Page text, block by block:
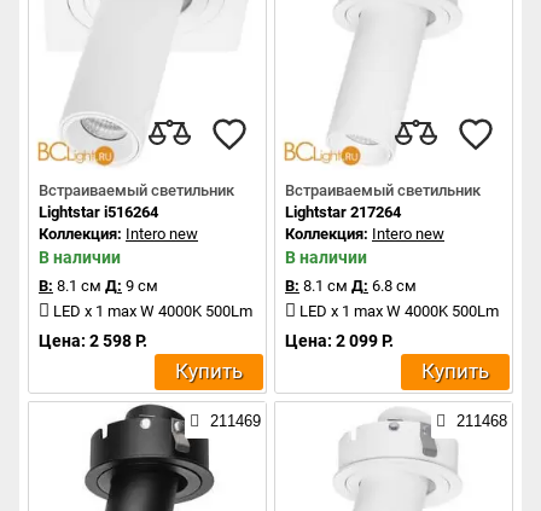
Встраиваемый светильник
Lightstar i516264
Коллекция: Intero new
В наличии
В: 8.1 см Д: 9 см
LED x 1 max W 4000K 500Lm
Цена: 2 598 Р.
Купить
Встраиваемый светильник
Lightstar 217264
Коллекция: Intero new
В наличии
В: 8.1 см Д: 6.8 см
LED x 1 max W 4000K 500Lm
Цена: 2 099 Р.
Купить
211469 211468